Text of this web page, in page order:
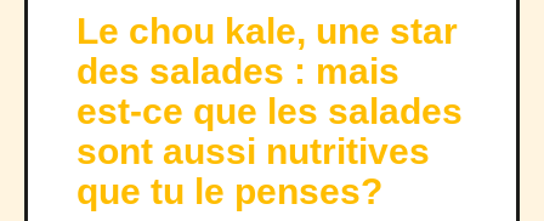
Le chou kale, une star
des salades : mais
est-ce que les salades
sont aussi nutritives
que tu le penses?